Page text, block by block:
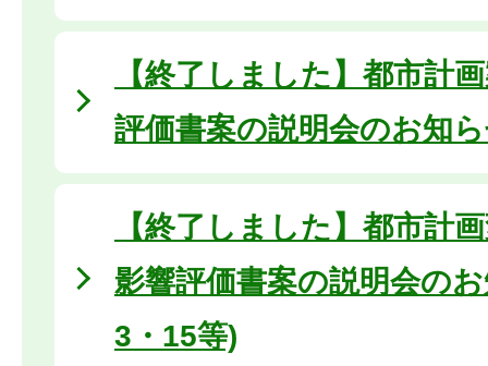
【終了しました】都市計
評価書案の説明会のお知
【終了しました】都市計
影響評価書案の説明会の
3・15等)